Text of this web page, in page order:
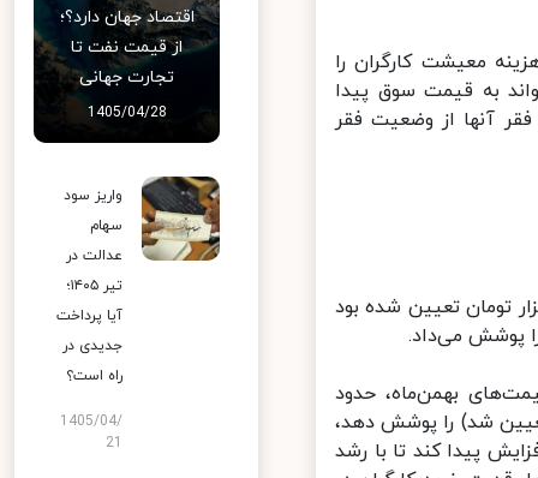
یک‌سوم هزینه معیشت کارگران را
به قیمت سوق پیدا
آنها از وضعیت فقر
هزینه معیشت یک خانوار کارگری ۳.۳نفره ۶میلیون و ۸۹۵هزار تومان تعیین شده بود
بهمن‌ماه، حدود
کمیته مزد تعیین شد) را پوشش دهد،
۳.۳نفره نسبت به سال‌جاری ۳۰.۵درصد افزایش پیدا کند تا با رشد
اقتصاد جهان دارد؟؛
از قیمت نفت تا
تجارت جهانی
1405/04/28
واریز سود
سهام
عدالت در
تیر ۱۴۰۵؛
آیا پرداخت
جدیدی در
راه است؟
1405/04/